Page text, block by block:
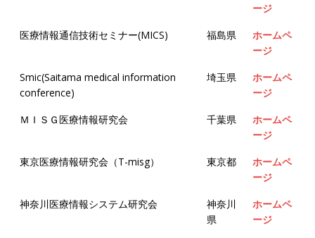
ージ
医療情報通信技術セミナー(MICS)
福島県
ホームペ
ージ
Smic(Saitama medical information
conference)
埼玉県
ホームペ
ージ
ＭＩＳＧ医療情報研究会
千葉県
ホームペ
ージ
東京医療情報研究会（T-misg）
東京都
ホームペ
ージ
神奈川医療情報システム研究会
神奈川
県
ホームペ
ージ